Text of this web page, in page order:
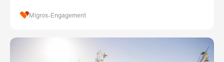
Migros-Engagement